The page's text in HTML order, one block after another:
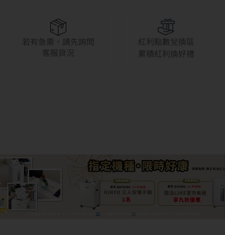
若有急需，請先詢問
客服貨況
紅利點數兌換區
累積紅利換好禮